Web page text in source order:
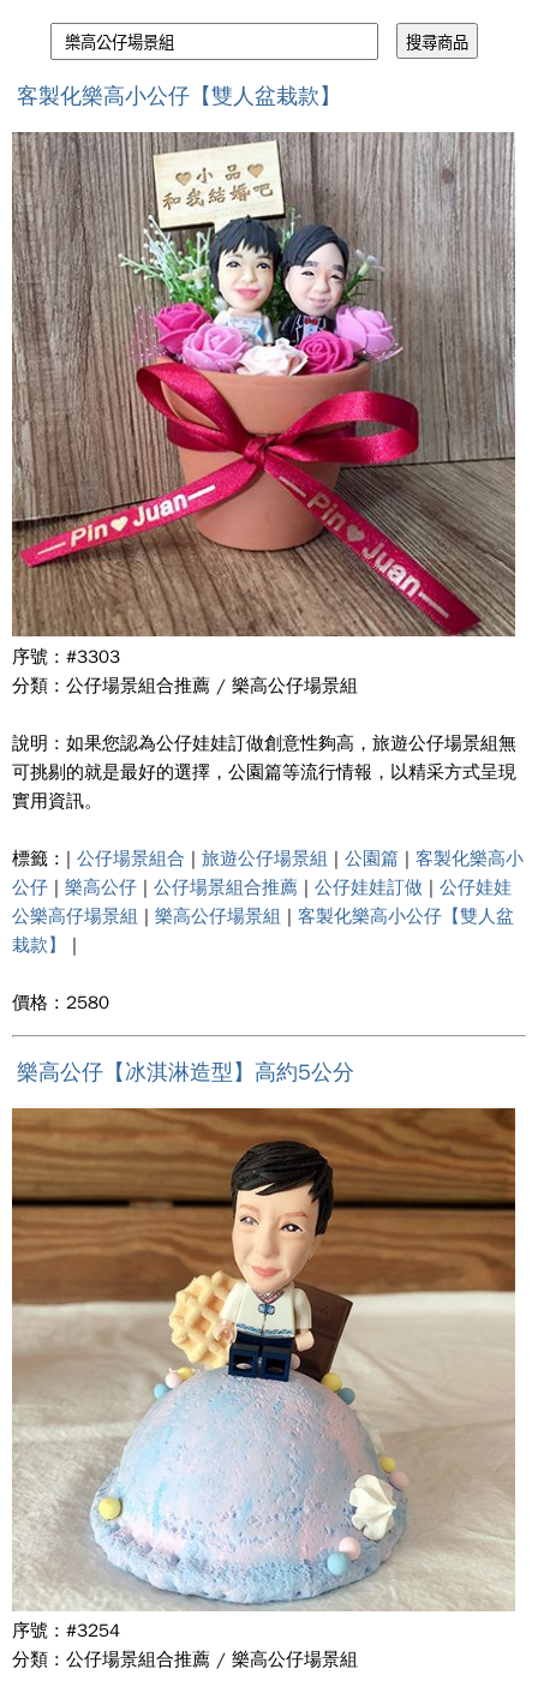
客製化樂高小公仔【雙人盆栽款】
序號 : #3303
分類 : 公仔場景組合推薦 / 樂高公仔場景組
說明 : 如果您認為公仔娃娃訂做創意性夠高，旅遊公仔場景組無
可挑剔的就是最好的選擇，公園篇等流行情報，以精采方式呈現
實用資訊。
標籤 : | 公仔場景組合 | 旅遊公仔場景組 | 公園篇 | 客製化樂高小
公仔 | 樂高公仔 | 公仔場景組合推薦 | 公仔娃娃訂做 | 公仔娃娃
公樂高仔場景組 | 樂高公仔場景組 | 客製化樂高小公仔【雙人盆
栽款】
|
價格 : 2580
樂高公仔【冰淇淋造型】高約5公分
序號 : #3254
分類 : 公仔場景組合推薦 / 樂高公仔場景組